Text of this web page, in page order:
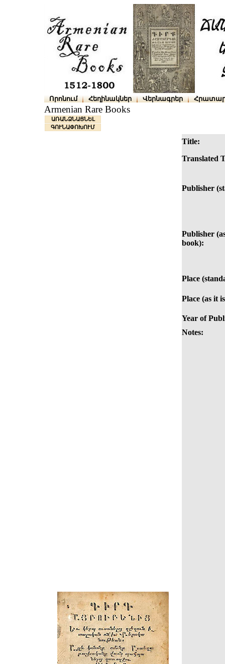
Որոնում Հեղինակներ Վերնագրեր
Armenian Rare Books
ԱՌԱՆՁՆԱՑՆԵԼ
ԳՈՒՆԱՓՈԽՈՒՄ
Title:
Translated
Publisher
Publisher
book):
Place
Place (as it
Year of
Notes: